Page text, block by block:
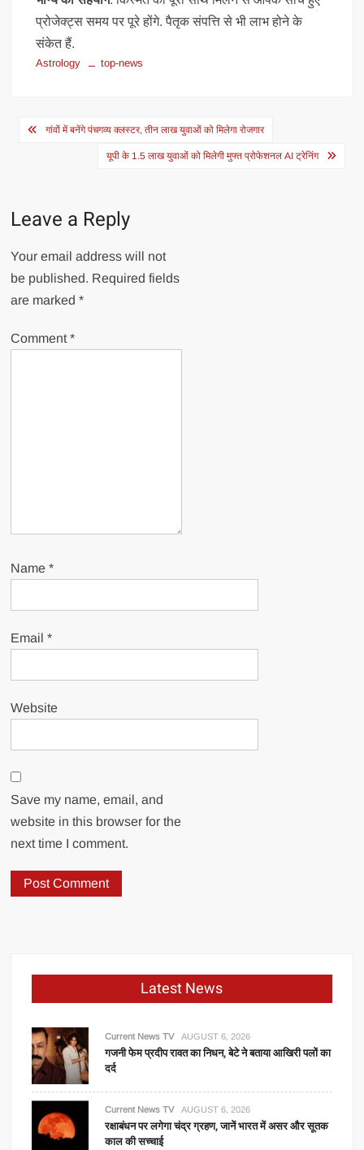
प्रोजेक्ट्स समय पर पूरे होंगे. पैतृक संपत्ति से भी लाभ होने के
संकेत हैं.
Astrology top-news
Post
navigation
गांवों में बनेंगे पंचगव्य क्लस्टर, तीन लाख युवाओं को मिलेगा रोजगार
यूपी के 1.5 लाख युवाओं को मिलेगी मुफ्त प्रोफेशनल AI ट्रेनिंग
Leave a Reply
Your email address will not
be published. Required fields
are marked*
Comment*
Name*
Email*
Website
Save my name, email, and
website in this browser for the
next time I comment.
Latest News
Current News TV AUGUST 6, 2026
गजनी फेम प्रदीप रावत का निधन, बेटे ने बताया आखिरी पलों का
दर्द
Current News TV AUGUST 6, 2026
रक्षाबंधन पर लगेगा चंद्र ग्रहण, जानें भारत में असर और सूतक
काल की सच्चाई